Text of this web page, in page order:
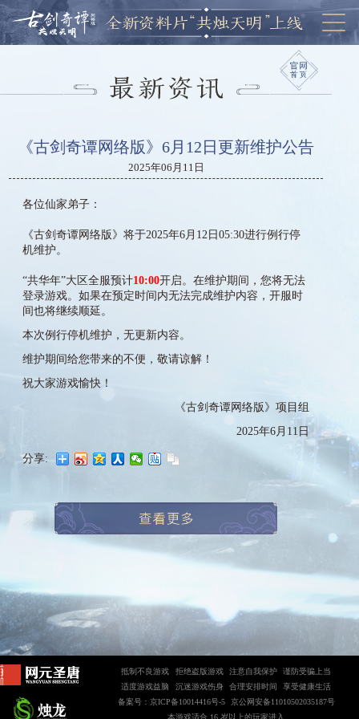
《古剑奇谭网络版》6月12日更新维护公告
2025年06月11日
各位仙家弟子：
《古剑奇谭网络版》将于2025年6月12日05:30进行例行停
机维护。
“共华年”大区全服预计10:00开启。在维护期间，您将无法
登录游戏。如果在预定时间内无法完成维护内容，开服时
间也将继续顺延。
本次例行停机维护，无更新内容。
维护期间给您带来的不便，敬请谅解！
祝大家游戏愉快！
《古剑奇谭网络版》项目组
2025年6月11日
分享:
抵制不良游戏 拒绝盗版游戏 注意自我保护
谨防受骗上当
适度游戏益脑
沉迷游戏伤身 合理安排时间
享受健康生活
备案号：京ICP备10014416号-5
京公网安备11010502035187号
本游戏适合 16 岁以上的玩家进入